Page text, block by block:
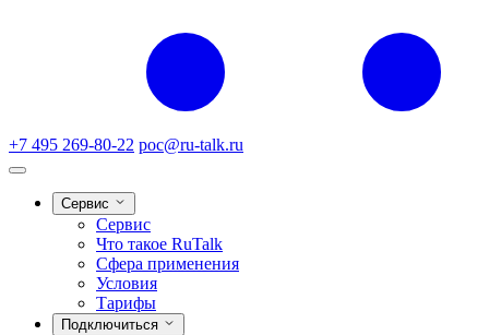
+7 495 269-80-22 poc@ru-talk.ru
Сервис
Сервис
Что такое RuTalk
Сфера применения
Условия
Тарифы
Подключиться